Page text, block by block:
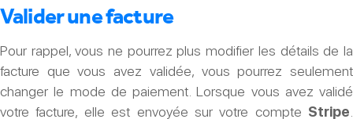
une
facture
?
Valider une facture
Pour rappel, vous ne pourrez plus modifier les détails de la
facture que vous avez validée, vous pourrez seulement
changer le mode de paiement. Lorsque vous avez validé
votre facture, elle est envoyée sur votre compte Stripe